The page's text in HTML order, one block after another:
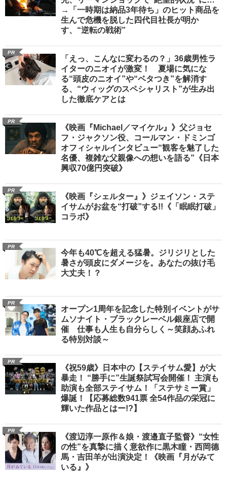
→「一時期は納品3年待ち」のヒット商品を
生んで危機を脱した四代目社長が明か
す、“逆転の戦術”
PR
「えっ、こんなに変わるの？」36歳男性ラ
イターのニオイが激変！ 夏場に気にな
る“頭皮のニオイ”や“ベタつき”を解消す
る、“ウィッグのスペシャリスト”が生み出
した徹底ケアとは
PR
《映画『Michael／マイケル』》父ジョセ
フ・ジャクソン役、コールマン・ドミンゴ
オフィシャルインタビュー“観客を魅了した
名優、複雑な父親像への想いを語る”《日本
興収70億円突破》
PR
《映画『シェルター』》ジェイソン・ステ
イサムがお盆を“打破”する!!《「眠眠打破」
コラボ》
PR
今年も40℃を超える猛暑。ジリジリとした
暑さが頭皮にダメージを。あなたの抜け毛
大丈夫！？
PR
オープン1周年を記念した特別イベントがサ
ムソナイト・ブラックレーベル銀座店で開
催 仕事も人生も自分らしく～笑顔あふれ
る特別対談～
PR
《祝59歳》日本中の【ステイサム愛】が大
暴走！ “勝手に”生誕祭試写会開催！ 主演も
助演も全部ステイサム！「ステサミー賞」
爆誕！【応募総数941票 全54作品の栄冠に
輝いた作品とはー!?】
PR
《渡辺淳一原作＆娘・渡邉直子監督》“女性
の性”を真摯に描く意欲作に黒木瞳・西岡德
馬・吉田羊が出演決定！《映画『月がみて
いる』》